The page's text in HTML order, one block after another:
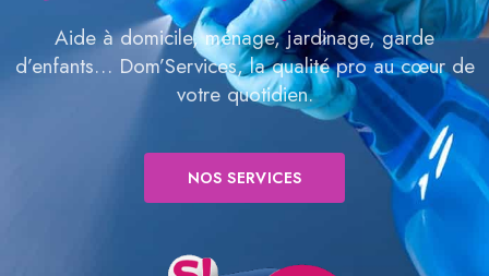
Aide à domicile, ménage, jardinage, garde
d’enfants… Dom’Services, la qualité pro au cœur de
votre quotidien.
NOS SERVICES